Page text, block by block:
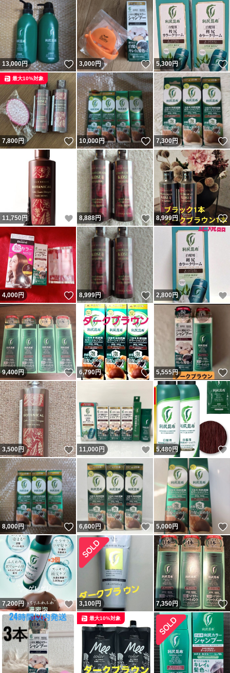
13,000円 いいね！
3,000円 いいね！
5,300円
7,800円 いいね！
最大10%対象
10,000円 いいね！
7,300円
11,750 円 いいね！
8,888円 いいね！
8,999円
4,000円 いいね！
8,999円 いいね！
2,800円
9,400円 いいね！
6,790円 いいね！
5,555円
3,500円 いいね！
11,000円 いいね！
5,480円
8,000円 いいね！
6,600円 いいね！
5,000円
7,200円 いいね！
3,100円 7,350円
最大10%対象